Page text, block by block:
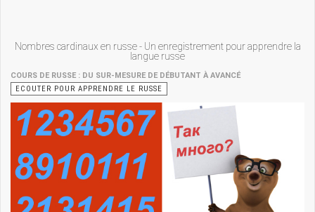
Nombres cardinaux en russe - Un enregistrement pour apprendre la
langue russe
COURS DE RUSSE : DU SUR-MESURE DE DÉBUTANT À AVANCÉ
ECOUTER POUR APPRENDRE LE RUSSE